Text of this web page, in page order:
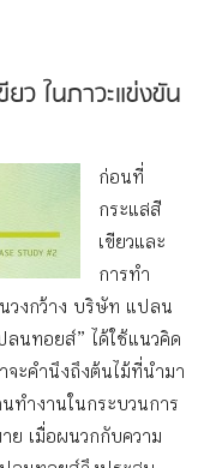
ว ในภาวะแข่งขัน
ก่อนที่
กระแสสี
เขียวและ
การทำ
วงกว้าง บริษัท แปลน
ลนทอยส์” ได้ใช้แนวคิด
ะคำนึงถึงต้นไม้ที่นำมา
ทำงานในกระบวนการ
ย เมื่อผนวกกับความ